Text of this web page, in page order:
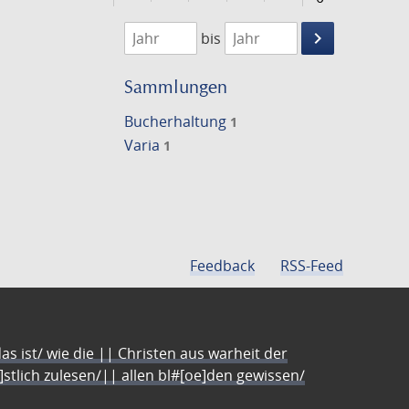
1756
1757
bis
keyboard_arrow_right
Suche
Sammlungen
Bucherhaltung 1
Varia 1
Feedback RSS-Feed
ist/ wie die || Christen aus warheit der
zulesen/|| allen bl#[oe]den gewissen/